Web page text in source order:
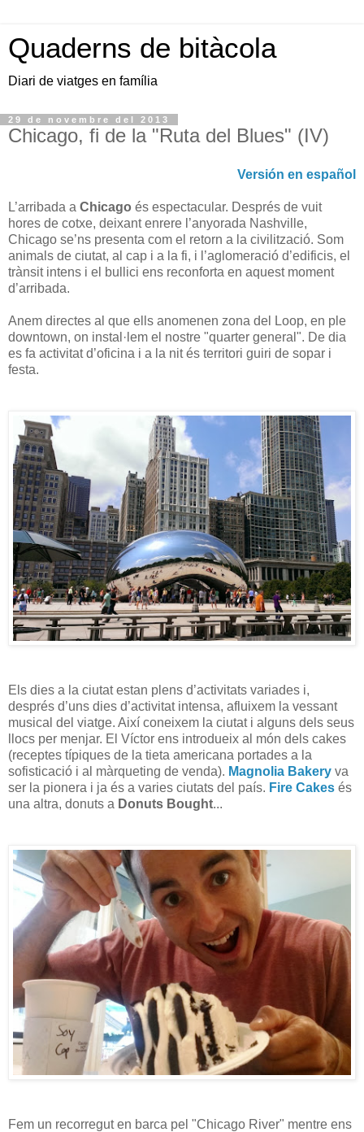
Quaderns de bitàcola
Diari de viatges en família
29 de novembre del 2013
Chicago, fi de la "Ruta del Blues" (IV)
Versión en español
L’arribada a Chicago és espectacular. Després de vuit
hores de cotxe, deixant enrere l’anyorada Nashville,
Chicago se’ns presenta com el retorn a la civilització. Som
animals de ciutat, al cap i a la fi, i l’aglomeració d’edificis, el
trànsit intens i el bullici ens reconforta en aquest moment
d’arribada.
Anem directes al que ells anomenen zona del Loop, en ple
downtown, on instal·lem el nostre "quarter general". De dia
es fa activitat d’oficina i a la nit és territori guiri de sopar i
festa.
Els dies a la ciutat estan plens d’activitats variades i,
després d’uns dies d’activitat intensa, afluixem la vessant
musical del viatge. Així coneixem la ciutat i alguns dels seus
llocs per menjar. El Víctor ens introdueix al món dels cakes
(receptes típiques de la tieta americana portades a la
sofisticació i al màrqueting de venda). Magnolia Bakery va
ser la pionera i ja és a varies ciutats del país. Fire Cakes és
una altra, donuts a Donuts Bought...
Fem un recorregut en barca pel "Chicago River" mentre ens